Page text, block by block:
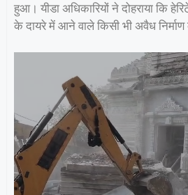
हुआ। यीडा अधिकारियों ने दोहराया कि
के दायरे में आने वाले किसी भी अवैध निर्माण